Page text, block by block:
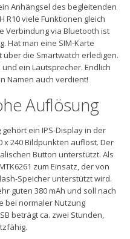
Anhängsel des begleitenden
R10 viele Funktionen gleich
Verbindung via Bluetooth ist
Hat man eine SIM-Karte
die Smartwatch erledigen.
ein Lautsprecher. Endlich
Namen auch verdient!
Auflösung
ein IPS-Display in der
x 240 Bildpunkten auflöst. Der
Button unterstützt. Als
zum Einsatz, der von
Speicher unterstützt wird.
guten 380 mAh und soll nach
bei normaler Nutzung
beträgt ca. zwei Stunden,